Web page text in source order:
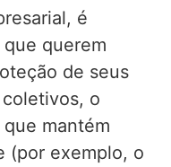
é
querem
de seus
o
mantém
(por exemplo, o